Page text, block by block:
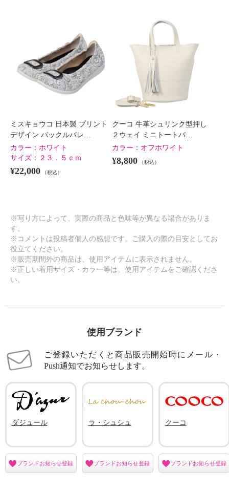
ミスキョウコ 日本製 プリント
デザイン バックルバレ…
カラー： ホワイト
サイズ： ２３．５ｃｍ
¥22,000 （税込）
クーコ 牛革シュリンク型押し
２ウェイ ミニトートバ…
カラー： オフホワイト
¥8,800 （税込）
※写り方によって、実際の商品と色味等が異なる場合がありま
す。
※コメントは投稿者個人の感想です。ご購入の際の目安としてお
役立てください。
※販売期間外の商品は、使用アイテムに表示されません。
※正しい着用サイズ・カラー等は、使用アイテムをご確認くださ
い。
使用ブランド
ご登録いただくと商品販売開始時にメール・
Push通知でお知らせします。
ダジュール
ブランドお知らせ登録
ラ・シュシュ
ブランドお知らせ登録
クーコ
ブランドお知らせ登録